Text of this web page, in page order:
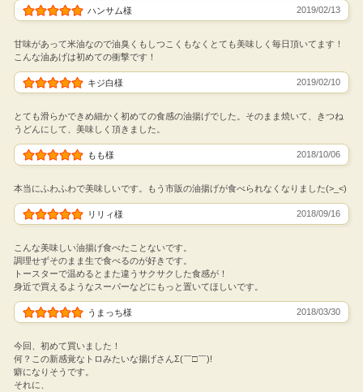
ハンサム様 2019/02/13
甘味があって米油なので油臭くもしつこくもなくとても美味しく毎日頂いてます！
こんな油あげは初めての衝撃です！
キジ白様 2019/02/10
とても滑らかできめ細かく初めての食感の油揚げでした。そのまま焼いて、きつね
うどんにして、美味しく頂きました。
もも様 2018/10/06
本当にふわふわで美味しいです。もう市販の油揚げが食べられなくなりました(>_<)
リリィ様 2018/09/16
こんな美味しい油揚げ食べたことないです。
調理せずそのまま生で食べるのが好きです。
トースターで温めるとまた違うサクサクした食感が！
身近で買えるようなスーパーなどにもっと置いてほしいです。
うまっち様 2018/03/30
今回、初めて買いました！
何？この新感覚なトロみたいな揚げさんΣ(￣□￣)!
癖になりそうです。
それに、